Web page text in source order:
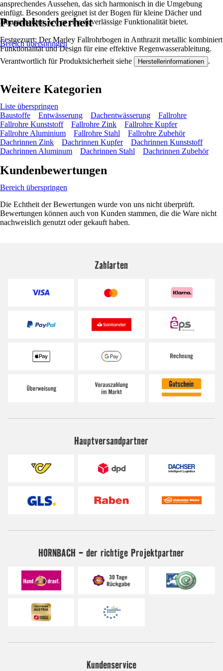
ansprechendes Aussehen, das sich harmonisch in die Umgebung
einfügt. Besonders geeignet ist der Bogen für kleine Dächer und
Hausanbauten, wo er eine zuverlässige Funktionalität bietet.
Festgezurrt: Der Marley Fallrohrbogen in Anthrazit metallic kombiniert
Funktionalität und Design für eine effektive Regenwasserableitung.
Produktsicherheit
Bereich überspringen
Verantwortlich für Produktsicherheit siehe Herstellerinformationen .
Weitere Kategorien
Liste überspringen
Baustoffe
Entwässerung Dachentwässerung
Fallrohre
Fallrohre Kunststoff
Fallrohre Zink
Fallrohre Kupfer
Fallrohre Aluminium
Fallrohre Stahl
Fallrohre Zubehör
Dachrinnen Zink
Dachrinnen Kupfer
Dachrinnen Kunststoff
Dachrinnen Aluminum
Dachrinnen Stahl Dachrinnen Zubehör
Kundenbewertungen
Bereich überspringen
Die Echtheit der Bewertungen wurde von uns nicht überprüft.
Bewertungen können auch von Kunden stammen, die die Ware nicht
nachweislich genutzt oder gekauft haben.
Zahlarten
Hauptversandpartner
HORNBACH - der richtige Projektpartner
Kundenservice